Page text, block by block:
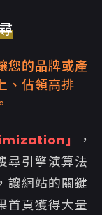
您的品牌或產
、佔領高排
」
，
尋引擎演算法
讓網站的關鍵
首頁獲得大量